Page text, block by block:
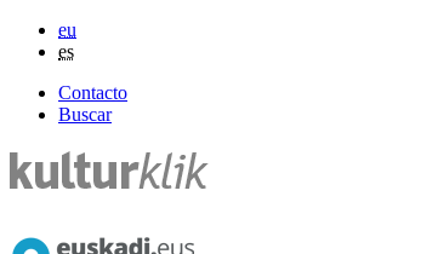
eu
es
Contacto
Buscar